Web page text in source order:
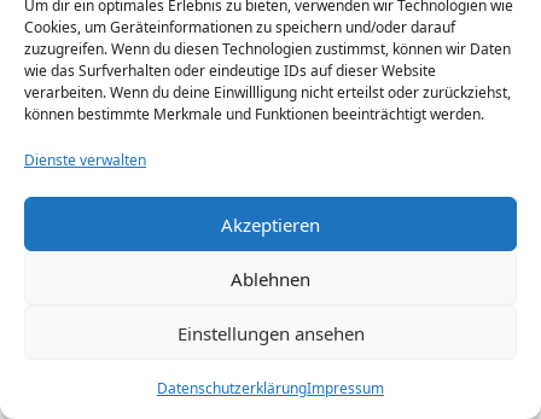
Um dir ein optimales Erlebnis zu bieten, verwenden wir Technologien wie
Cookies, um Geräteinformationen zu speichern und/oder darauf
zuzugreifen. Wenn du diesen Technologien zustimmst, können wir Daten
wie das Surfverhalten oder eindeutige IDs auf dieser Website
verarbeiten. Wenn du deine Einwillligung nicht erteilst oder zurückziehst,
können bestimmte Merkmale und Funktionen beeinträchtigt werden.
Dienste verwalten
Akzeptieren
Ablehnen
Einstellungen ansehen
DatenschutzerklärungImpressum
der betroffenen Person bestritten,
und zwar für eine Dauer, die es dem
Verantwortlichen ermöglicht, die
Richtigkeit der personenbezogenen
Die Verarbeitung ist unrechtmäßig,
die betroffene Person lehnt die
Löschung der personenbezogenen
Daten ab und verlangt stattdessen
die Einschränkung der Nutzung der
Der Verantwortliche benötigt die
personenbezogenen Daten für die
Zwecke der Verarbeitung nicht länger,